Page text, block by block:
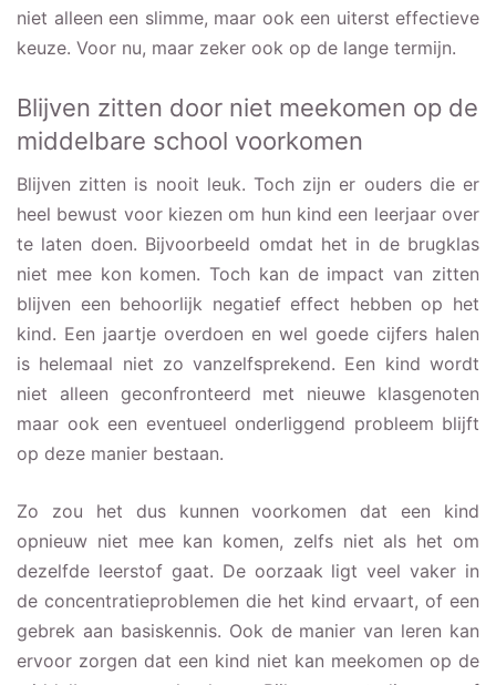
niet alleen een slimme, maar ook een uiterst effectieve
keuze. Voor nu, maar zeker ook op de lange termijn.
Blijven zitten door niet meekomen op de
middelbare school voorkomen
Blijven zitten is nooit leuk. Toch zijn er ouders die er
heel bewust voor kiezen om hun kind een leerjaar over
te laten doen. Bijvoorbeeld omdat het in de brugklas
niet mee kon komen. Toch kan de impact van zitten
blijven een behoorlijk negatief effect hebben op het
kind. Een jaartje overdoen en wel goede cijfers halen
is helemaal niet zo vanzelfsprekend. Een kind wordt
niet alleen geconfronteerd met nieuwe klasgenoten
maar ook een eventueel onderliggend probleem blijft
op deze manier bestaan.
Zo zou het dus kunnen voorkomen dat een kind
opnieuw niet mee kan komen, zelfs niet als het om
dezelfde leerstof gaat. De oorzaak ligt veel vaker in
de concentratieproblemen die het kind ervaart, of een
gebrek aan basiskennis. Ook de manier van leren kan
ervoor zorgen dat een kind niet kan meekomen op de